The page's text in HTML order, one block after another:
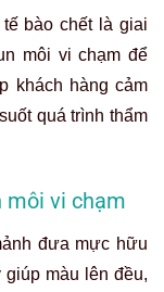
bào chết là giai
môi vi chạm để
khách hàng cảm
quá trình thẩm
môi vi chạm
đưa mực hữu
màu lên đều,